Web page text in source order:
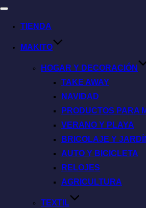
TIENDA
MAKITO
HOGAR Y DECORACIÓN
TAKE AWAY
NAVIDAD
PRODUCTOS PARA
VERANO Y PLAYA
BRICOLAJE Y
AUTO Y BICICLETA
RELOJES
AGRICULTURA
TEXTIL